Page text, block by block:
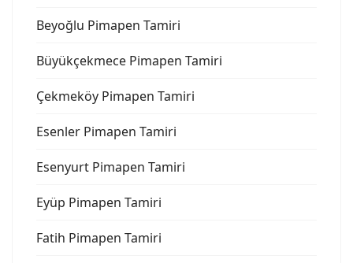
Beyoğlu Pimapen Tamiri
Büyükçekmece Pimapen Tamiri
Çekmeköy Pimapen Tamiri
Esenler Pimapen Tamiri
Esenyurt Pimapen Tamiri
Eyüp Pimapen Tamiri
Fatih Pimapen Tamiri